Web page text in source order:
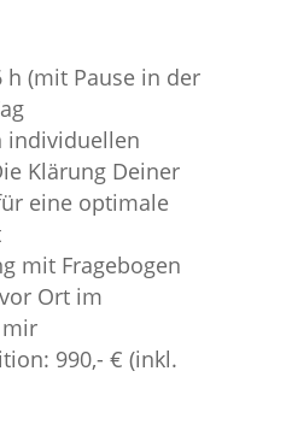
(mit Pause in der
individuellen
Klärung Deiner
eine optimale
mit Fragebogen
Ort im
mir
990,- € (inkl.